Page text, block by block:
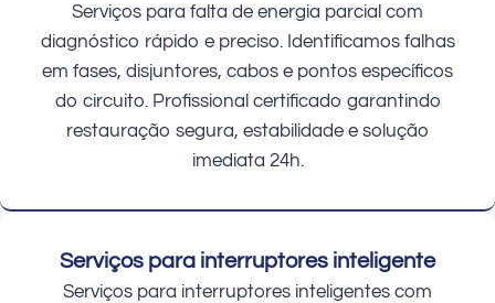
Serviços para falta de energia parcial com
diagnóstico rápido e preciso. Identificamos falhas
em fases, disjuntores, cabos e pontos específicos
do circuito. Profissional certificado garantindo
restauração segura, estabilidade e solução
imediata 24h.
Serviços para interruptores inteligente
Serviços para interruptores inteligentes com